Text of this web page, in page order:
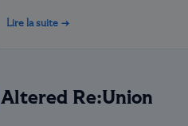
Lire la suite →
Altered Re:Union